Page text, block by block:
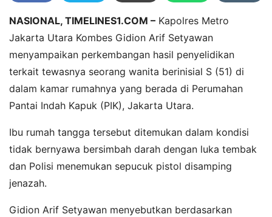
NASIONAL, TIMELINES1.COM – Kapolres Metro
Jakarta Utara Kombes Gidion Arif Setyawan
menyampaikan perkembangan hasil penyelidikan
terkait tewasnya seorang wanita berinisial S (51) di
dalam kamar rumahnya yang berada di Perumahan
Pantai Indah Kapuk (PIK), Jakarta Utara.
Ibu rumah tangga tersebut ditemukan dalam kondisi
tidak bernyawa bersimbah darah dengan luka tembak
dan Polisi menemukan sepucuk pistol disamping
jenazah.
Gidion Arif Setyawan menyebutkan berdasarkan